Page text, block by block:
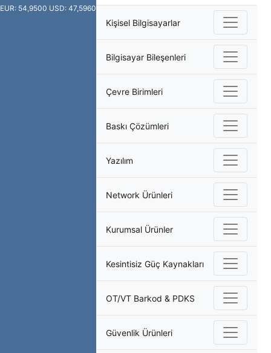
EUR: 54,9500 USD: 47,5960
Kişisel Bilgisayarlar
Bilgisayar Bileşenleri
Çevre Birimleri
Baskı Çözümleri
Yazılım
Network Ürünleri
Kurumsal Ürünler
Kesintisiz Güç Kaynakları
OT/VT Barkod & PDKS
Güvenlik Ürünleri